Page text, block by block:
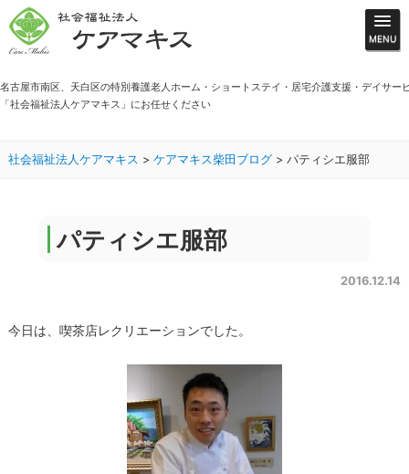
名古屋市南区、天白区の特別養護老人ホーム・ショートステイ・居宅介護支援・デイサー
「社会福祉法人ケアマキス」にお任せください
社会福祉法人ケアマキス > ケアマキス柴田ブログ> パティシエ服部
パティシエ服部
2016.12.14
今日は、喫茶店レクリエーションでした。